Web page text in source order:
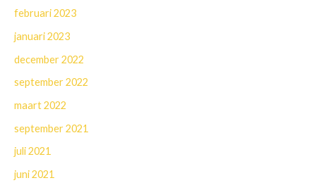
februari 2023
januari 2023
december 2022
september 2022
maart 2022
september 2021
juli 2021
juni 2021